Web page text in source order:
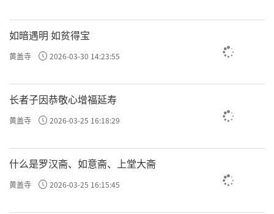
如暗遇明 如贫得宝
黄盖寺 2026-03-30 14:23:55
长者子因恭敬心增福延寿
黄盖寺 2026-03-25 16:18:29
什么是罗汉斋、如意斋、上堂大斋
黄盖寺 2026-03-25 16:15:45